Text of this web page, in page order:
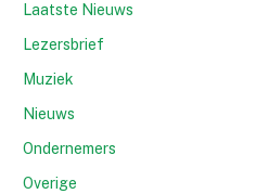
Laatste Nieuws
Lezersbrief
Muziek
Nieuws
Ondernemers
Overige